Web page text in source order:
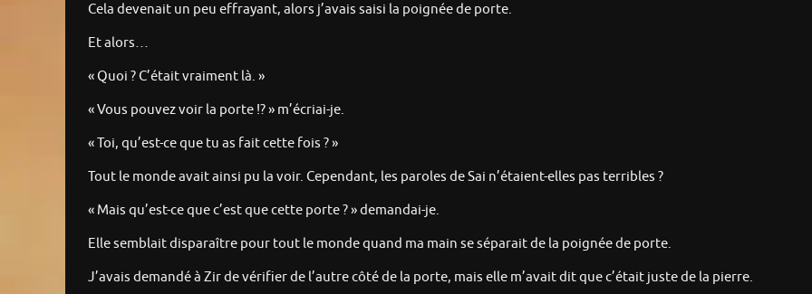
Cela devenait un peu effrayant, alors j’avais saisi la poignée de porte.
Et alors…
« Quoi ? C’était vraiment là. »
« Vous pouvez voir la porte !? » m’écriai-je.
« Toi, qu’est-ce que tu as fait cette fois ? »
Tout le monde avait ainsi pu la voir. Cependant, les paroles de Sai n’étaient-elles pas terribles ?
« Mais qu’est-ce que c’est que cette porte ? » demandai-je.
Elle semblait disparaître pour tout le monde quand ma main se séparait de la poignée de porte.
J’avais demandé à Zir de vérifier de l’autre côté de la porte, mais elle m’avait dit que c’était juste de la pierre.